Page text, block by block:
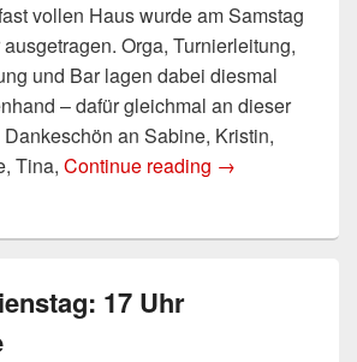
vollen Haus wurde am Samstag
Orga, Turnierleitung,
und Bar lagen dabei diesmal
– dafür gleichmal an dieser
an Sabine, Kristin,
Tina, Continue reading Ergebnis
→
17 Uhr